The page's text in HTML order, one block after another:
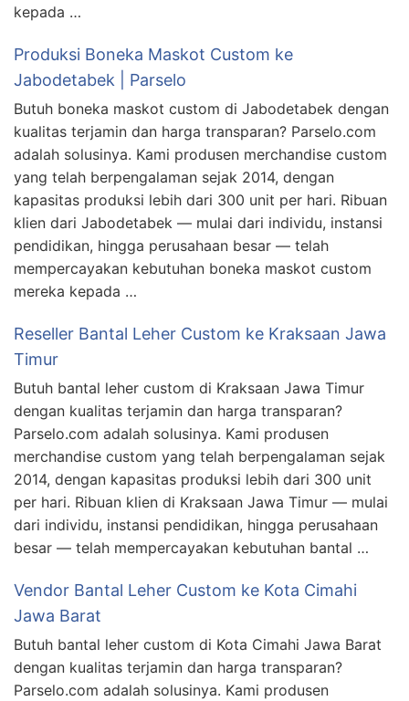
kepada …
Produksi Boneka Maskot Custom ke
Jabodetabek | Parselo
Butuh boneka maskot custom di Jabodetabek dengan
kualitas terjamin dan harga transparan? Parselo.com
adalah solusinya. Kami produsen merchandise custom
yang telah berpengalaman sejak 2014, dengan
kapasitas produksi lebih dari 300 unit per hari. Ribuan
klien dari Jabodetabek — mulai dari individu, instansi
pendidikan, hingga perusahaan besar — telah
mempercayakan kebutuhan boneka maskot custom
mereka kepada …
Reseller Bantal Leher Custom ke Kraksaan Jawa
Timur
Butuh bantal leher custom di Kraksaan Jawa Timur
dengan kualitas terjamin dan harga transparan?
Parselo.com adalah solusinya. Kami produsen
merchandise custom yang telah berpengalaman sejak
2014, dengan kapasitas produksi lebih dari 300 unit
per hari. Ribuan klien di Kraksaan Jawa Timur — mulai
dari individu, instansi pendidikan, hingga perusahaan
besar — telah mempercayakan kebutuhan bantal …
Vendor Bantal Leher Custom ke Kota Cimahi
Jawa Barat
Butuh bantal leher custom di Kota Cimahi Jawa Barat
dengan kualitas terjamin dan harga transparan?
Parselo.com adalah solusinya. Kami produsen